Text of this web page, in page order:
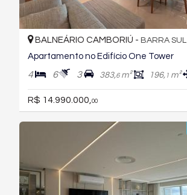
BALNEÁRIO CAMBORIÚ - BARRA SUL
Apartamento no Edifício One Tower
4 6 3 383,6m² 196, 1 m²
R$ 14.990.000, 00